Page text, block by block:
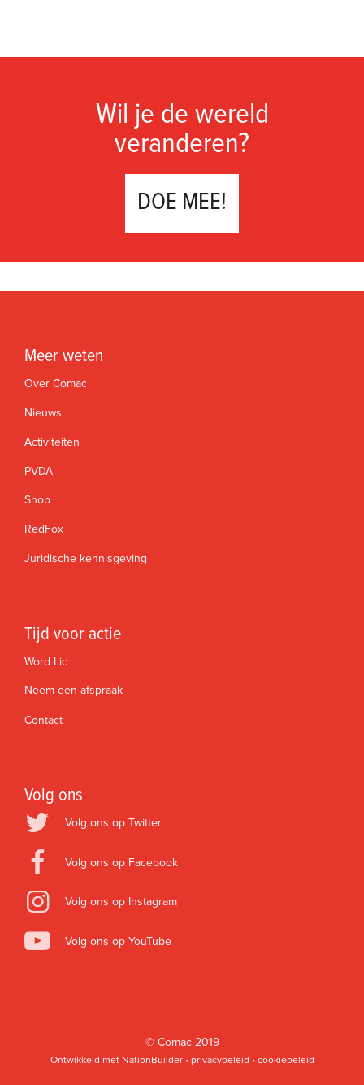
Wil je de wereld
veranderen?
DOE MEE!
Meer weten
Over Comac
Nieuws
Activiteiten
PVDA
Shop
RedFox
Juridische kennisgeving
Tijd voor actie
Word Lid
Neem een afspraak
Contact
Volg ons
Volg ons op Twitter
Volg ons op Facebook
Volg ons op Instagram
Volg ons op YouTube
© Comac2019
Ontwikkeld met NationBuilder• privacybeleid • cookiebeleid